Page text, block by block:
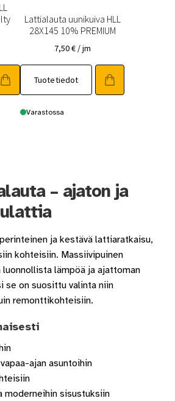
Lattialauta uunikuiva HLL
28X145 10% PREMIUM
7,50€ / jm
Tuotetiedot
Varastossa
– ajaton ja
ja kestävä lattiaratkaisu,
kohteisiin. Massiivipuinen
lämpöä ja ajattoman
se on suosittu valinta niin
remonttikohteisiin.
ajan asuntoihin
moderneihin sisustuksiin